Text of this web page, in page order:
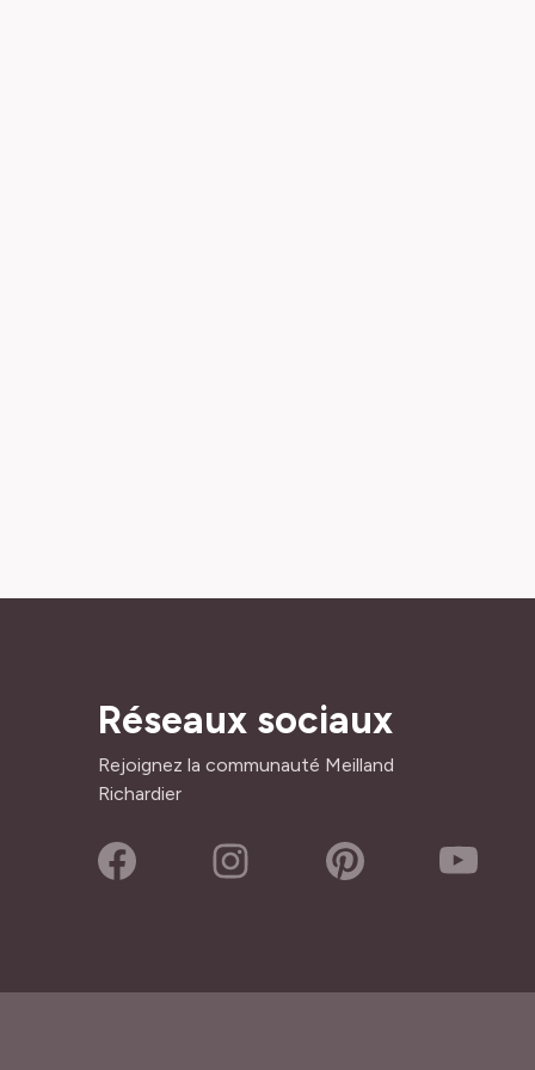
Réseaux sociaux
Rejoignez la communauté Meilland
Richardier